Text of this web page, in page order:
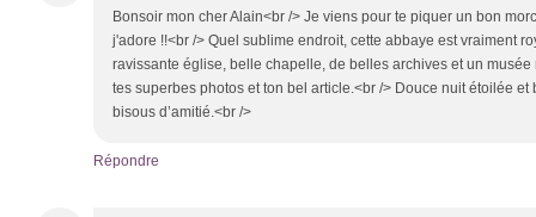
Bonsoir mon cher Alain<br /> Je viens pour te piquer un bon
j'adore !!<br /> Quel sublime endroit, cette abbaye est vraiment
ravissante église, belle chapelle, de belles archives et un
tes superbes photos et ton bel article.<br /> Douce nuit étoilée
bisous d’amitié.<br />
Répondre